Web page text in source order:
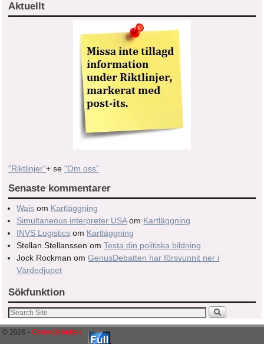
Aktuellt
"Riktlinjer"+ se "Om oss"
Senaste kommentarer
Wais om Kartläggning
Simultaneous interpreter USAom Kartläggning
INVS Logistics om Kartläggning
Stellan Stellanssen omTesta din politiska bildning
Jock Rockman omGenusDebatten har försvunnit ner i
Värdedjupet
Sökfunktion
© 2026 - Genusdebatten